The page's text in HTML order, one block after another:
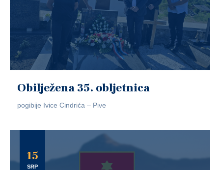
Obilježena 35. obljetnica
pogibije Ivice Cindrića – Pive
15
SRP